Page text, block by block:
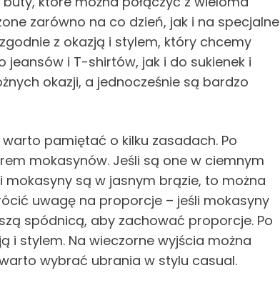
zarówno na co dzień, jak i na specjalne
z okazją i stylem, który chcemy
i T-shirtów, jak i do sukienek i
okazji, a jednocześnie są bardzo
pamiętać o kilku zasadach. Po
mokasynów. Jeśli są one w ciemnym
są w jasnym brązie, to można
uwagę na proporcje – jeśli mokasyny
spódnicą, aby zachować proporcje. Po
i stylem. Na wieczorne wyjścia można
wybrać ubrania w stylu casual.